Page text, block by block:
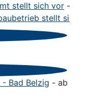
stellt sich vor - ab
stellt sich
Bad Belzig - ab